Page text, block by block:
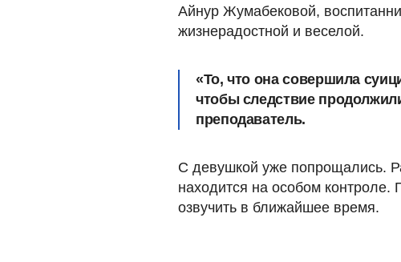
Айнур Жумабековой,
жизнерадостной и веселой.
«То, что она совершила
чтобы следствие
преподаватель.
С девушкой уже попрощались.
находится на особом
озвучить в ближайшее время.